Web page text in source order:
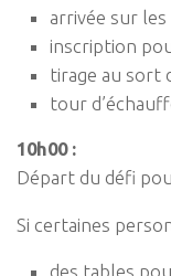
arrivée sur les
inscription
tirage au sort
tour
10h00 :
Départ du défi
Si certaines
des tables